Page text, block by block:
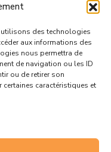
utilisons des technologies
aux informations des
nous permettra de
de navigation ou les ID
ou de retirer son
caractéristiques et
&
la gestion de mes